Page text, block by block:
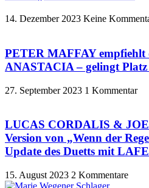
14. Dezember 2023 Keine
PETER MAFFAY empfiehlt
ANASTACIA – gelingt
27. September 2023 1 Kommentar
LUCAS CORDALIS &
Version von „Wenn der
Update des Duetts mit
15. August 2023 2 Kommentare